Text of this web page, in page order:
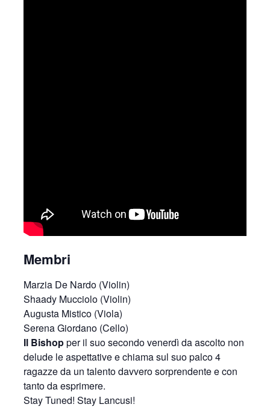
Membri
Marzia De Nardo (Violin)
Shaady Mucciolo (Violin)
Augusta Mistico (Viola)
Serena Giordano (Cello)
Il Bishopper il suo secondo venerdì da ascolto non
delude le aspettative e chiama sul suo palco 4
ragazze da un talento davvero sorprendente e con
tanto da esprimere.
Stay Tuned! Stay Lancusi!